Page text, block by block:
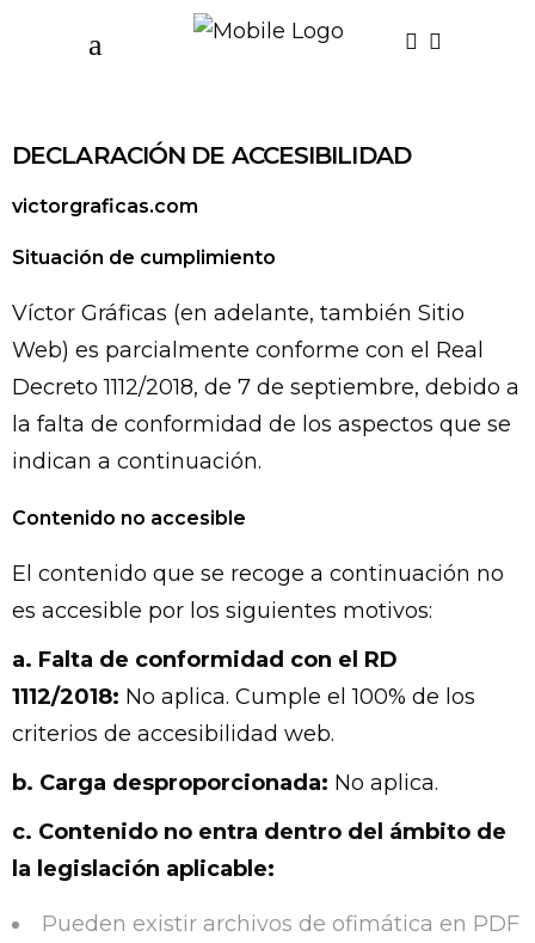
DECLARACIÓN DE ACCESIBILIDAD
victorgraficas.com
Situación de cumplimiento
Víctor Gráficas (en adelante, también Sitio
Web) es parcialmente conforme con el Real
Decreto 1112/2018, de 7 de septiembre, debido a
la falta de conformidad de los aspectos que se
indican a continuación.
Contenido no accesible
El contenido que se recoge a continuación no
es accesible por los siguientes motivos:
a. Falta de conformidad con el RD
1112/2018: No aplica. Cumple el 100% de los
criterios de accesibilidad web.
b. Carga desproporcionada: No aplica.
c. Contenido no entra dentro del ámbito de
la legislación aplicable:
Pueden existir archivos de ofimática en PDF